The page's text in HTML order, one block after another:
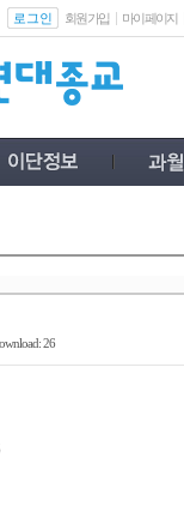
로그인 회원가입 마이페이지
26